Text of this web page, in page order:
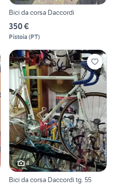
Bici da corsa Daccordi
350 €
Pistoia (PT)
4
Bici da corsa Daccordi tg. 55